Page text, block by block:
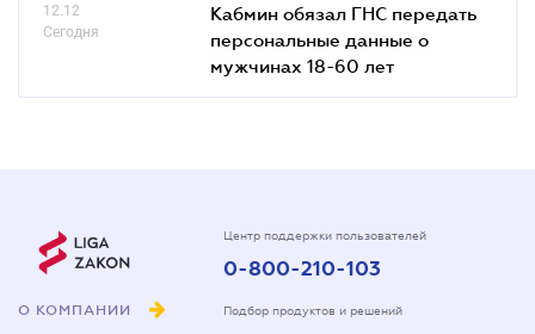
12.12
Сегодня
Кабмин обязал ГНС передать
персональные данные о
мужчинах 18-60 лет
О КОМПАНИИ
Центр поддержки пользователей
0-800-210-103
Подбор продуктов и решений